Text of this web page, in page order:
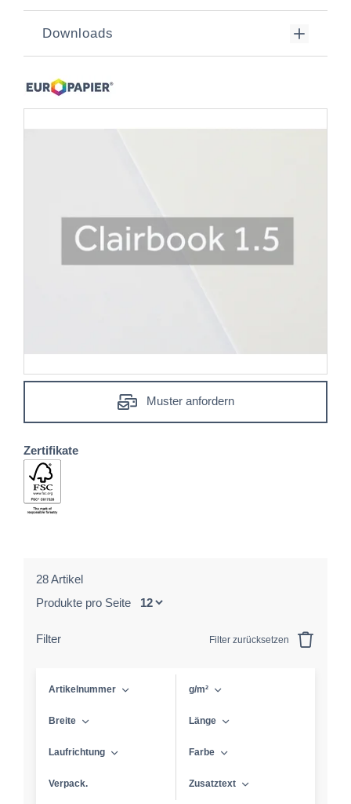
Downloads
Muster anfordern
Zertifikate
28 Artikel
Produkte pro Seite
Filter Filter zurücksetzen
Artikelnummer g/m²
Breite Länge
Laufrichtung Farbe
Verpack. Zusatztext